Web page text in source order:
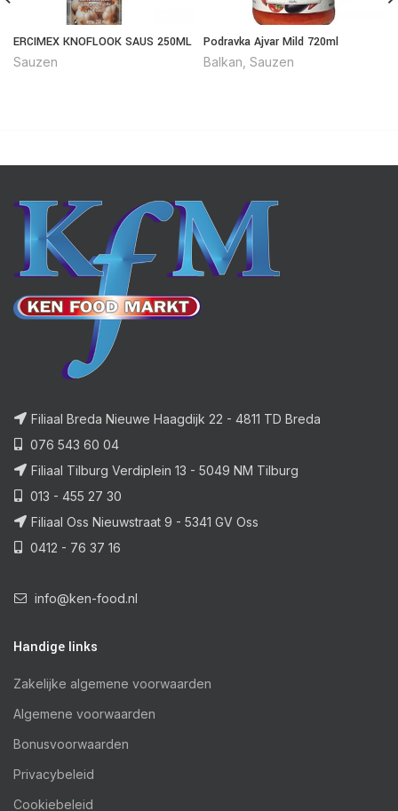
ERCIMEX KNOFLOOK SAUS 250ML
Sauzen
Podravka Ajvar Mild 720ml
Balkan Sauzen
Filiaal Breda Nieuwe Haagdijk 22 - 4811 TD Breda
076 543 60 04
Filiaal Tilburg Verdiplein 13 - 5049 NM Tilburg
013 - 455 27 30
Filiaal Oss Nieuwstraat 9 - 5341 GV Oss
0412 - 76 37 16
info@ken-food.nl
Handige links
Zakelijke algemene voorwaarden
Algemene voorwaarden
Bonusvoorwaarden
Privacybeleid
Cookiebeleid